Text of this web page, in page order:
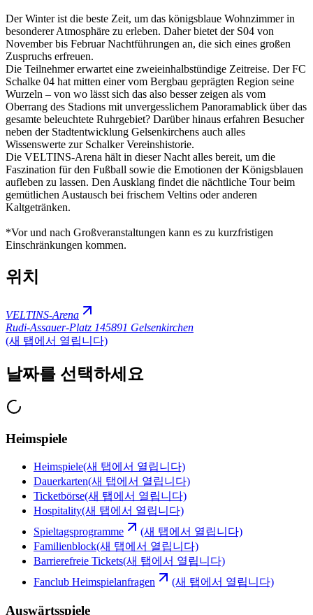
Der Winter ist die beste Zeit, um das königsblaue Wohnzimmer in
besonderer Atmosphäre zu erleben. Daher bietet der S04 von
November bis Februar Nachtführungen an, die sich eines großen
Zuspruchs erfreuen.
Die Teilnehmer erwartet eine zweieinhalbstündige Zeitreise. Der FC
Schalke 04 hat mitten einer vom Bergbau geprägten Region seine
Wurzeln – von wo lässt sich das also besser zeigen als vom
Oberrang des Stadions mit unvergesslichem Panoramablick über das
gesamte beleuchtete Ruhrgebiet? Darüber hinaus erfahren Besucher
neben der Stadtentwicklung Gelsenkirchens auch alles
Wissenswerte zur Schalker Vereinshistorie.
Die VELTINS-Arena hält in dieser Nacht alles bereit, um die
Faszination für den Fußball sowie die Emotionen der Königsblauen
aufleben zu lassen. Den Ausklang findet die nächtliche Tour beim
gemütlichen Austausch bei frischem Veltins oder anderen
Kaltgetränken.
*Vor und nach Großveranstaltungen kann es zu kurzfristigen
Einschränkungen kommen.
위치
VELTINS-Arena
Rudi-Assauer-Platz 145891 Gelsenkirchen
(새 탭에서 열립니다)
날짜를 선택하세요
Heimspiele
Heimspiele(새 탭에서 열립니다)
Dauerkarten(새 탭에서 열립니다)
Ticketbörse(새 탭에서 열립니다)
Hospitality(새 탭에서 열립니다)
Spieltagsprogramme
(새 탭에서 열립니다)
Familienblock(새 탭에서 열립니다)
Barrierefreie Tickets(새 탭에서 열립니다)
Fanclub Heimspielanfragen
(새 탭에서 열립니다)
Auswärtsspiele